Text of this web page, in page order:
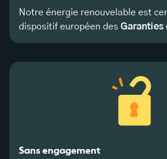
Notre énergie renouvelable est
dispositif européen des
Sans engagement